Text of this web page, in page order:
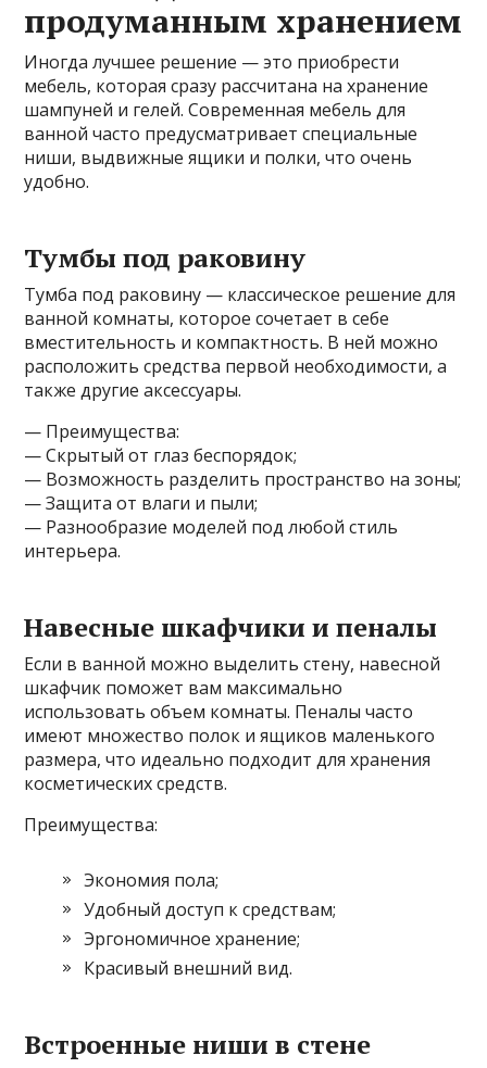
продуманным хранением
Иногда лучшее решение — это приобрести
мебель, которая сразу рассчитана на хранение
шампуней и гелей. Современная мебель для
ванной часто предусматривает специальные
ниши, выдвижные ящики и полки, что очень
удобно.
Тумбы под раковину
Тумба под раковину — классическое решение для
ванной комнаты, которое сочетает в себе
вместительность и компактность. В ней можно
расположить средства первой необходимости, а
также другие аксессуары.
— Преимущества:
— Скрытый от глаз беспорядок;
— Возможность разделить пространство на зоны;
— Защита от влаги и пыли;
— Разнообразие моделей под любой стиль
интерьера.
Навесные шкафчики и пеналы
Если в ванной можно выделить стену, навесной
шкафчик поможет вам максимально
использовать объем комнаты. Пеналы часто
имеют множество полок и ящиков маленького
размера, что идеально подходит для хранения
косметических средств.
Преимущества:
Экономия пола;
Удобный доступ к средствам;
Эргономичное хранение;
Красивый внешний вид.
Встроенные ниши в стене